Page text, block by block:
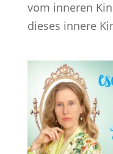
vom inneren
dieses innere